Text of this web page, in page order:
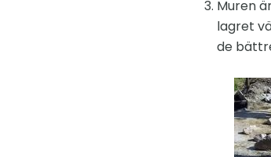
Muren
lagret
de